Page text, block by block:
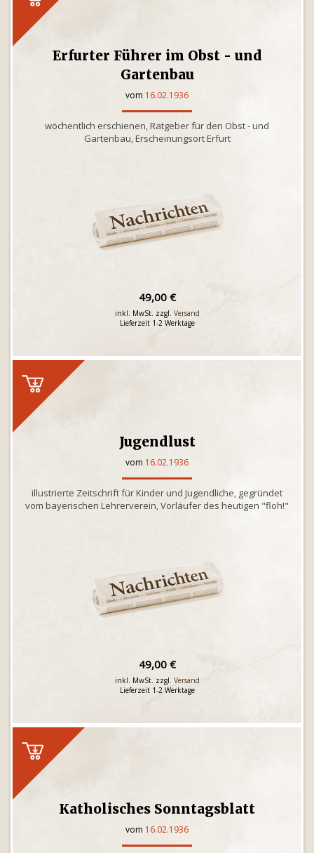
Erfurter Führer im Obst - und
Gartenbau
vom 16.02.1936
wöchentlich erschienen, Ratgeber für den Obst - und
Gartenbau, Erscheinungsort Erfurt
49,00 €
inkl. MwSt. zzgl. Versand
Lieferzeit 1-2 Werktage
Jugendlust
vom 16.02.1936
illustrierte Zeitschrift für Kinder und Jugendliche, gegründet
vom bayerischen Lehrerverein, Vorläufer des heutigen "floh!"
49,00 €
inkl. MwSt. zzgl. Versand
Lieferzeit 1-2 Werktage
Katholisches Sonntagsblatt
vom 16.02.1936